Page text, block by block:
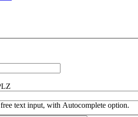
text input, with Autocomplete option.